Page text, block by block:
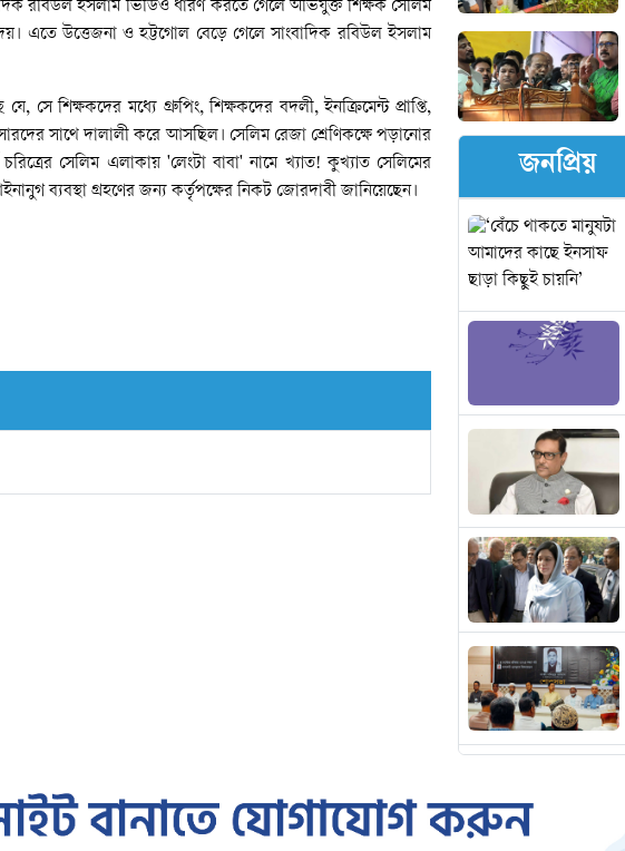
রবিউল ইসলাম ভিডিও ধারণ করতে গেলে অভিযুক্ত শিক্ষক সেলিম
এতে উত্তেজনা ও হট্টগোল বেড়ে গেলে সাংবাদিক রবিউল ইসলাম
শিক্ষকদের মধ্যে গ্রুপিং, শিক্ষকদের বদলী, ইনক্রিমেন্ট প্রাপ্তি,
সাথে দালালী করে আসছিল। সেলিম রেজা শ্রেণিকক্ষে পড়ানোর
সেলিম এলাকায় 'লেংটা বাবা' নামে খ্যাত! কুখ্যাত সেলিমের
ব্যবস্থা গ্রহণের জন্য কর্তৃপক্ষের নিকট জোরদাবী জানিয়েছেন।
জনপ্রিয়